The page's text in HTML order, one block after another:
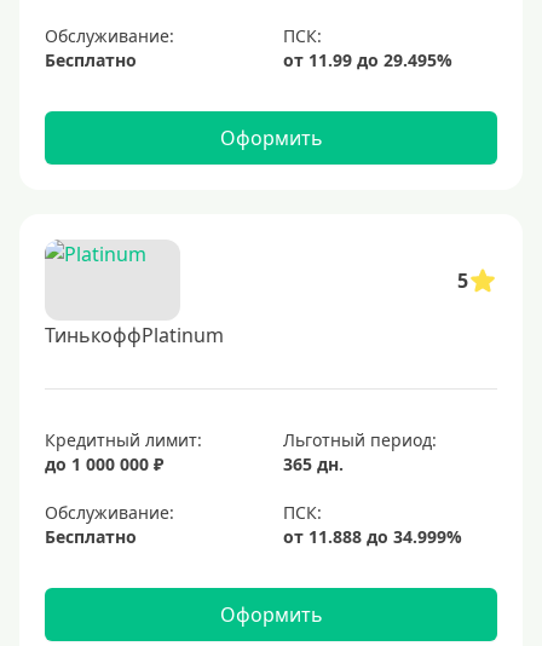
Обслуживание:
Бесплатно
Оформить
5
ТинькоффPlatinum
Кредитный лимит:
до 1 000 000 ₽
Льготный период:
365 дн.
Обслуживание:
Бесплатно
Оформить